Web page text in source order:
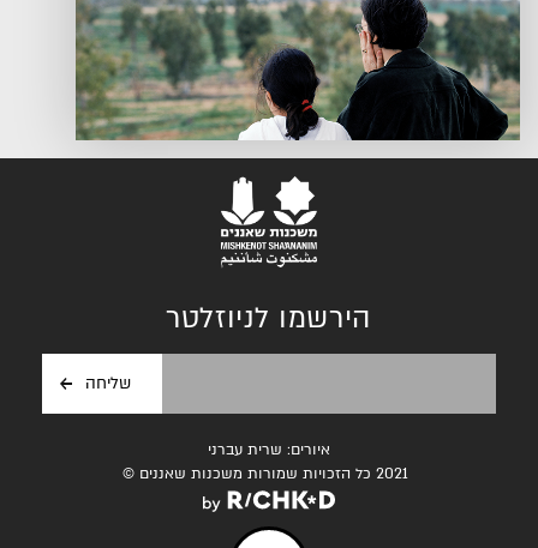
הירשמו לניוזלטר
איורים: שרית עברני
2021 כל הזכויות שמורות משכנות שאננים ©